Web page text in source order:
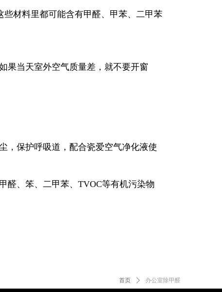
材料里都可能含有甲醛、甲苯、二甲苯
果当天室外空气质量差，就不要开窗
，保护呼吸道，配合瓷爱空气净化液使
醛、笨、二甲苯、TVOC等有机污染物
首页 ꄲ 办公室除甲醛